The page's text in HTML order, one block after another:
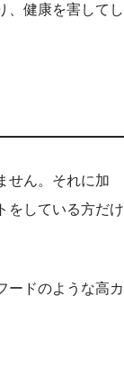
、健康を害してし
せん。それに加
をしている方だけ
ードのような高カ